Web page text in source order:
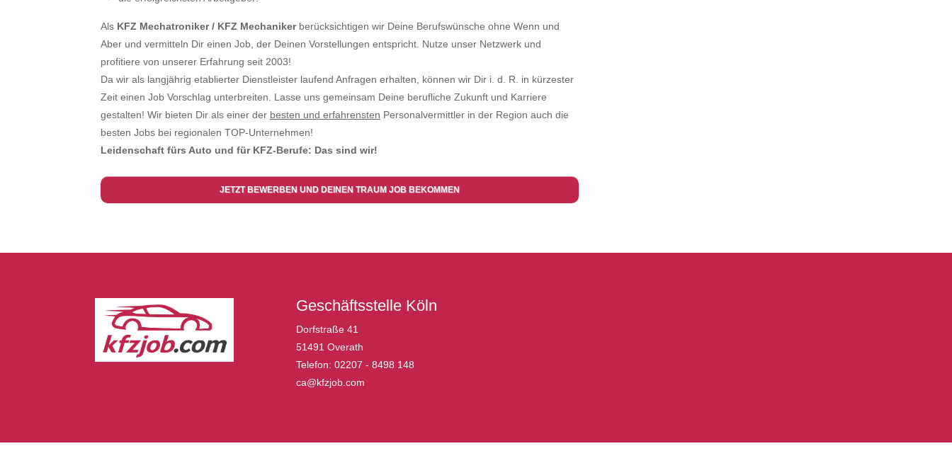
Als KFZ Mechatroniker / KFZ Mechanikerberücksichtigen wir Deine Berufswünsche ohne Wenn und
Aber und vermitteln Dir einen Job, der Deinen Vorstellungen entspricht. Nutze unser Netzwerk und
profitiere von unserer Erfahrung seit 2003!
Da wir als langjährig etablierter Dienstleister laufend Anfragen erhalten, können wir Dir i. d. R. in kürzester
Zeit einen Job Vorschlag unterbreiten. Lasse uns gemeinsam Deine berufliche Zukunft und Karriere
gestalten! Wir bieten Dir als einer der besten und erfahrensten Personalvermittler in der Region auch die
besten Jobs bei regionalen TOP-Unternehmen!
Leidenschaft fürs Auto und für KFZ-Berufe: Das sind wir!
JETZT BEWERBEN UND DEINEN TRAUM JOB BEKOMMEN
Geschäftsstelle Köln
Dorfstraße 41
51491 Overath
Telefon: 02207 - 8498 148
ca@kfzjob.com